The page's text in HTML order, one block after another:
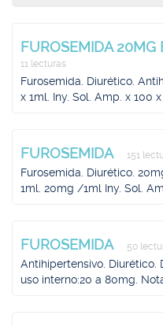
FUROSEMIDA 20MG
11 lecturas
Furosemida. Diurético.
x 1ml. Iny. Sol. Amp. x 100 x
FUROSEMIDA 151
Furosemida. Diurético.
1ml. 20mg /1ml Iny. Sol.
FUROSEMIDA 50
Antihipertensivo. Diurético.
uso interno:20 a 80mg.